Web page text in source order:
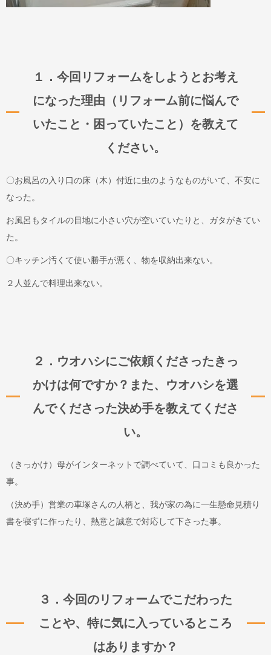
１．今回リフォームをしようとお考え
になった理由（リフォーム前に悩んで
いたこと・困っていたこと）を教えて
ください。
〇お風呂の入り口の床（木）付近に虫のようなものがいて、不安に
なった。
お風呂もタイルの目地に小さい穴が空いていたりと、ガタがきてい
た。
〇キッチン汚くて使い勝手が悪く、物を収納出来ない。
２人並んで料理出来ない。
２．ウオハシにご依頼くださったきっ
かけは何ですか？また、ウオハシを選
んでくださった決め手を教えてくださ
い。
（きっかけ）母がインターネットで調べていて、口コミも良かった
事。
（決め手）営業の車塚さんの人柄と、我が家の為に一生懸命見積り
書を寝ずに作ったり、熱意と誠意で対応して下さった事。
３．今回のリフォームでこだわった
ことや、特に気に入っているところ
はありますか？